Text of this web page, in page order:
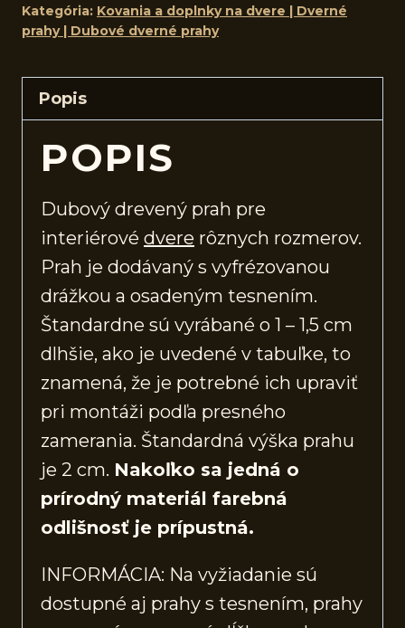
Kategória: Kovania a doplnky na dvere | Dverné
prahy | Dubové dverné prahy
Popis
POPIS
Dubový drevený prah pre
interiérové dvere rôznych rozmerov.
Prah je dodávaný s vyfrézovanou
drážkou a osadeným tesnením.
Štandardne sú vyrábané o 1 – 1,5 cm
dlhšie, ako je uvedené v tabuľke, to
znamená, že je potrebné ich upraviť
pri montáži podľa presného
zamerania. Štandardná výška prahu
je 2 cm. Nakoľko sa jedná o
prírodný materiál farebná
odlišnosť je prípustná.
INFORMÁCIA: Na vyžiadanie sú
dostupné aj prahy s tesnením, prahy